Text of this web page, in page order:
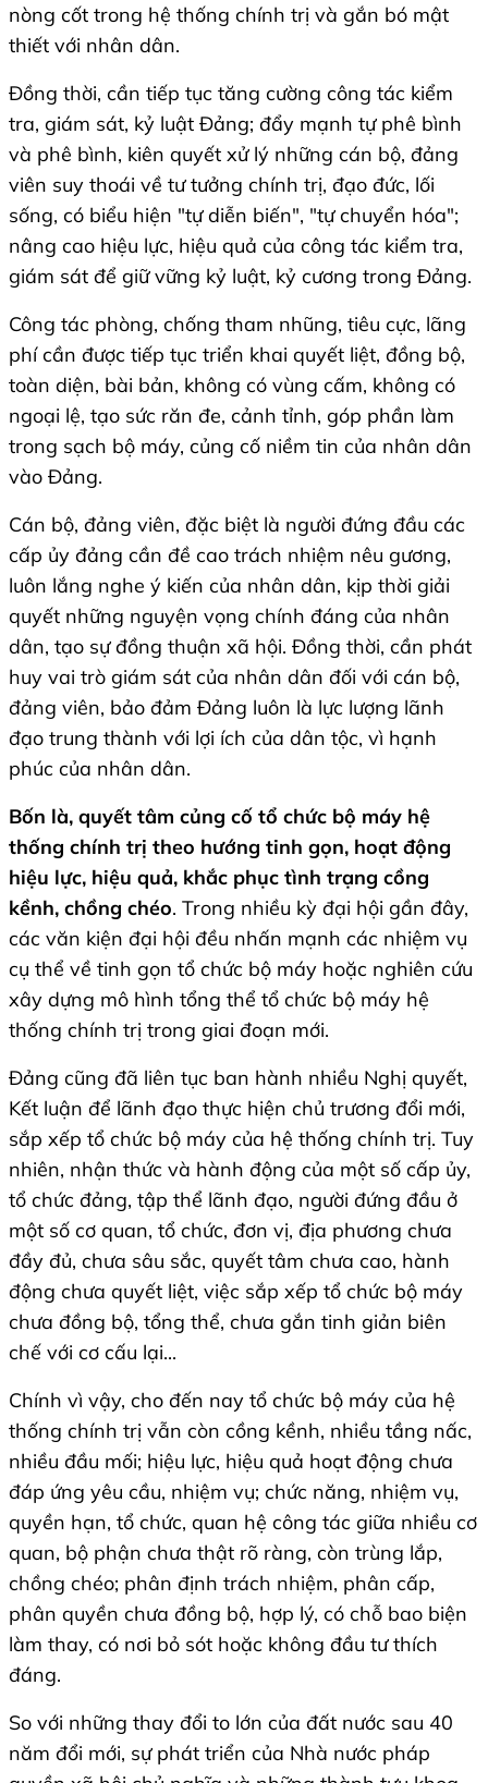
nòng cốt trong hệ thống chính trị và gắn bó mật
thiết với nhân dân.
Đồng thời, cần tiếp tục tăng cường công tác kiểm
tra, giám sát, kỷ luật Đảng; đẩy mạnh tự phê bình
và phê bình, kiên quyết xử lý những cán bộ, đảng
viên suy thoái về tư tưởng chính trị, đạo đức, lối
sống, có biểu hiện "tự diễn biến", "tự chuyển hóa";
nâng cao hiệu lực, hiệu quả của công tác kiểm tra,
giám sát để giữ vững kỷ luật, kỷ cương trong Đảng.
Công tác phòng, chống tham nhũng, tiêu cực, lãng
phí cần được tiếp tục triển khai quyết liệt, đồng bộ,
toàn diện, bài bản, không có vùng cấm, không có
ngoại lệ, tạo sức răn đe, cảnh tỉnh, góp phần làm
trong sạch bộ máy, củng cố niềm tin của nhân dân
vào Đảng.
Cán bộ, đảng viên, đặc biệt là người đứng đầu các
cấp ủy đảng cần đề cao trách nhiệm nêu gương,
luôn lắng nghe ý kiến của nhân dân, kịp thời giải
quyết những nguyện vọng chính đáng của nhân
dân, tạo sự đồng thuận xã hội. Đồng thời, cần phát
huy vai trò giám sát của nhân dân đối với cán bộ,
đảng viên, bảo đảm Đảng luôn là lực lượng lãnh
đạo trung thành với lợi ích của dân tộc, vì hạnh
phúc của nhân dân.
Bốn là, quyết tâm củng cố tổ chức bộ máy hệ
thống chính trị theo hướng tinh gọn, hoạt động
hiệu lực, hiệu quả, khắc phục tình trạng cồng
kềnh, chồng chéo. Trong nhiều kỳ đại hội gần đây,
các văn kiện đại hội đều nhấn mạnh các nhiệm vụ
cụ thể về tinh gọn tổ chức bộ máy hoặc nghiên cứu
xây dựng mô hình tổng thể tổ chức bộ máy hệ
thống chính trị trong giai đoạn mới.
Đảng cũng đã liên tục ban hành nhiều Nghị quyết,
Kết luận để lãnh đạo thực hiện chủ trương đổi mới,
sắp xếp tổ chức bộ máy của hệ thống chính trị. Tuy
nhiên, nhận thức và hành động của một số cấp ủy,
tổ chức đảng, tập thể lãnh đạo, người đứng đầu ở
một số cơ quan, tổ chức, đơn vị, địa phương chưa
đầy đủ, chưa sâu sắc, quyết tâm chưa cao, hành
động chưa quyết liệt, việc sắp xếp tổ chức bộ máy
chưa đồng bộ, tổng thể, chưa gắn tinh giản biên
chế với cơ cấu lại...
Chính vì vậy, cho đến nay tổ chức bộ máy của hệ
thống chính trị vẫn còn cồng kềnh, nhiều tầng nấc,
nhiều đầu mối; hiệu lực, hiệu quả hoạt động chưa
đáp ứng yêu cầu, nhiệm vụ; chức năng, nhiệm vụ,
quyền hạn, tổ chức, quan hệ công tác giữa nhiều cơ
quan, bộ phận chưa thật rõ ràng, còn trùng lắp,
chồng chéo; phân định trách nhiệm, phân cấp,
phân quyền chưa đồng bộ, hợp lý, có chỗ bao biện
làm thay, có nơi bỏ sót hoặc không đầu tư thích
đáng.
So với những thay đổi to lớn của đất nước sau 40
năm đổi mới, sự phát triển của Nhà nước pháp